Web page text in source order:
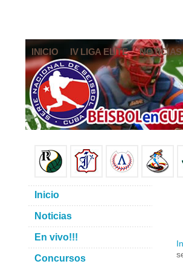
INICIO IV LIGA ELITE NOTICIAS
Inicio
Noticias
En vivo!!!
Concursos